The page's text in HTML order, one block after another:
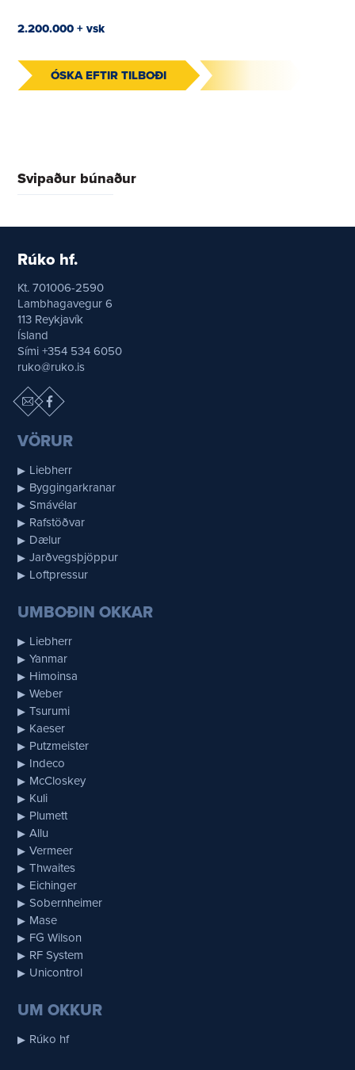
2.200.000 + vsk
ÓSKA EFTIR TILBOÐI
Svipaður búnaður
Rúko hf.
Kt. 701006-2590
Lambhagavegur 6
113 Reykjavík
Ísland
Sími +354 534 6050
ruko@ruko.is
VÖRUR
Liebherr
Byggingarkranar
Smávélar
Rafstöðvar
Dælur
Jarðvegsþjöppur
Loftpressur
UMBOÐIN OKKAR
Liebherr
Yanmar
Himoinsa
Weber
Tsurumi
Kaeser
Putzmeister
Indeco
McCloskey
Kuli
Plumett
Allu
Vermeer
Thwaites
Eichinger
Sobernheimer
Mase
FG Wilson
RF System
Unicontrol
UM OKKUR
Rúko hf